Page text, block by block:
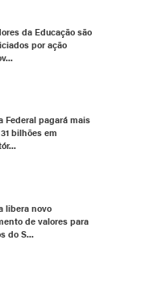
da Educação são
por ação
Federal pagará mais
bilhões em
libera novo
de valores para
do S...